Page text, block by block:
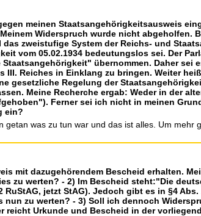
meinen Staatsangehörigkeitsausweis
Widerspruch wurde nicht abgeholfen.
das zweistufige System der Reichs- und
vom 05.02.1934 bedeutungslos sei. Der
übernommen. Daher sei
Reiches in Einklang zu bringen. Weiter
gesetzliche Regelung der
Meine Recherche ergab: Weder in der
Ferner sei ich nicht in meinen
ein?
was zu tun war und das ist alles. Um mehr
mit dazugehörendem Bescheid erhalten.
zu werten? - 2) Im Bescheid steht:"Die
jetzt StAG). Jedoch gibt es in §4
zu werten? - 3) Soll ich dennoch
Urkunde und Bescheid in der